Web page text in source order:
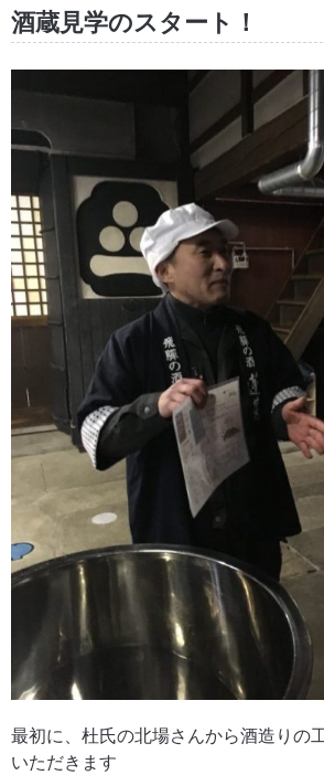
酒蔵見学のスタート！
最初に、杜氏の北場さんから酒造りの
いただきます